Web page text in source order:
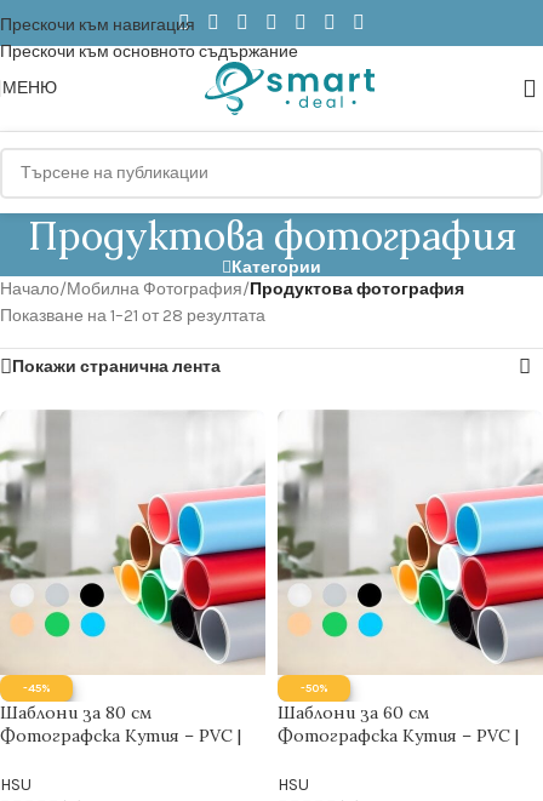
Прескочи към навигация
Прескочи към основното съдържание
МЕНЮ
Продуктова фотография
Категории
Начало/Мобилна Фотография/Продуктова фотография
Показване на 1–21 от 28 резултата
Покажи странична лента
-45%
Шаблони за 80 см
Фотографска Кутия – PVC |
HSU
-50%
Шаблони за 60 см
Фотографска Кутия – PVC |
покритие
HSU